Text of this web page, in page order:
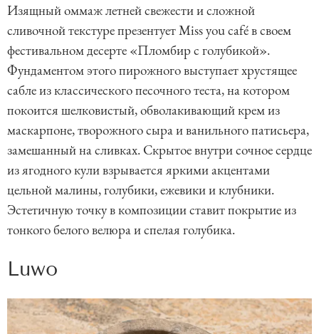
Изящный оммаж летней свежести и сложной
сливочной текстуре презентует Miss you café в своем
фестивальном десерте «Пломбир с голубикой».
Фундаментом этого пирожного выступает хрустящее
сабле из классического песочного теста, на котором
покоится шелковистый, обволакивающий крем из
маскарпоне, творожного сыра и ванильного патисьера,
замешанный на сливках. Скрытое внутри сочное сердце
из ягодного кули взрывается яркими акцентами
цельной малины, голубики, ежевики и клубники.
Эстетичную точку в композиции ставит покрытие из
тонкого белого велюра и спелая голубика.
Luwo